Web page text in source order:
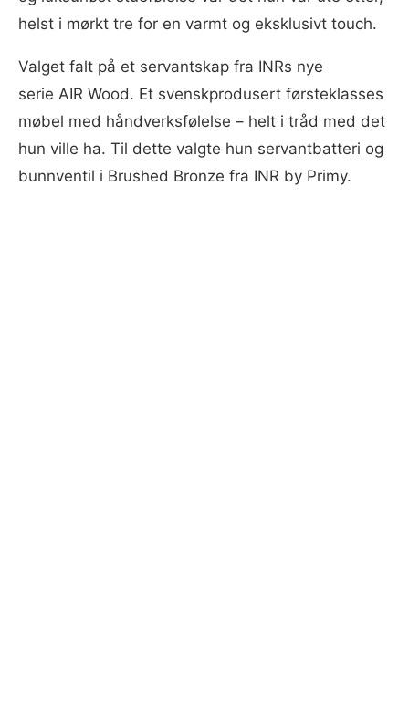
helst i mørkt tre for en varmt og eksklusivt touch.
Valget falt på et servantskap fra INRs nye
serie AIR Wood. Et svenskprodusert førsteklasses
møbel med håndverksfølelse – helt i tråd med det
hun ville ha. Til dette valgte hun servantbatteri og
bunnventil i Brushed Bronze fra INR by Primy.